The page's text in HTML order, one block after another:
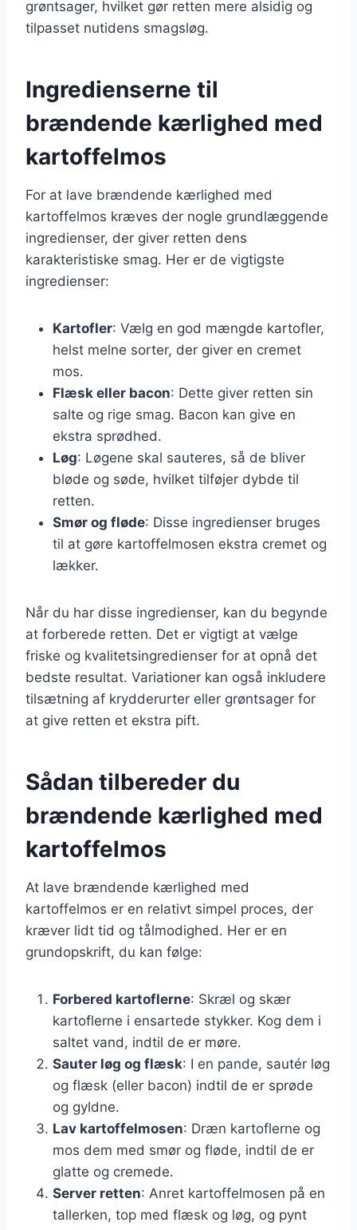
grøntsager, hvilket gør retten mere alsidig og
tilpasset nutidens smagsløg.
Ingredienserne til
brændende kærlighed med
kartoffelmos
For at lave brændende kærlighed med
kartoffelmos kræves der nogle grundlæggende
ingredienser, der giver retten dens
karakteristiske smag. Her er de vigtigste
ingredienser:
Kartofler: Vælg en god mængde kartofler,
helst melne sorter, der giver en cremet
mos.
Flæsk eller bacon: Dette giver retten sin
salte og rige smag. Bacon kan give en
ekstra sprødhed.
Løg: Løgene skal sauteres, så de bliver
bløde og søde, hvilket tilføjer dybde til
retten.
Smør og fløde: Disse ingredienser bruges
til at gøre kartoffelmosen ekstra cremet og
lækker.
Når du har disse ingredienser, kan du begynde
at forberede retten. Det er vigtigt at vælge
friske og kvalitetsingredienser for at opnå det
bedste resultat. Variationer kan også inkludere
tilsætning af krydderurter eller grøntsager for
at give retten et ekstra pift.
Sådan tilbereder du
brændende kærlighed med
kartoffelmos
At lave brændende kærlighed med
kartoffelmos er en relativt simpel proces, der
kræver lidt tid og tålmodighed. Her er en
grundopskrift, du kan følge:
Forbered kartoflerne: Skræl og skær
kartoflerne i ensartede stykker. Kog dem i
saltet vand, indtil de er møre.
Sauter løg og flæsk: I en pande, sautér løg
og flæsk (eller bacon) indtil de er sprøde
og gyldne.
Lav kartoffelmosen: Dræn kartoflerne og
mos dem med smør og fløde, indtil de er
glatte og cremede.
Server retten: Anret kartoffelmosen på en
tallerken, top med flæsk og løg, og pynt